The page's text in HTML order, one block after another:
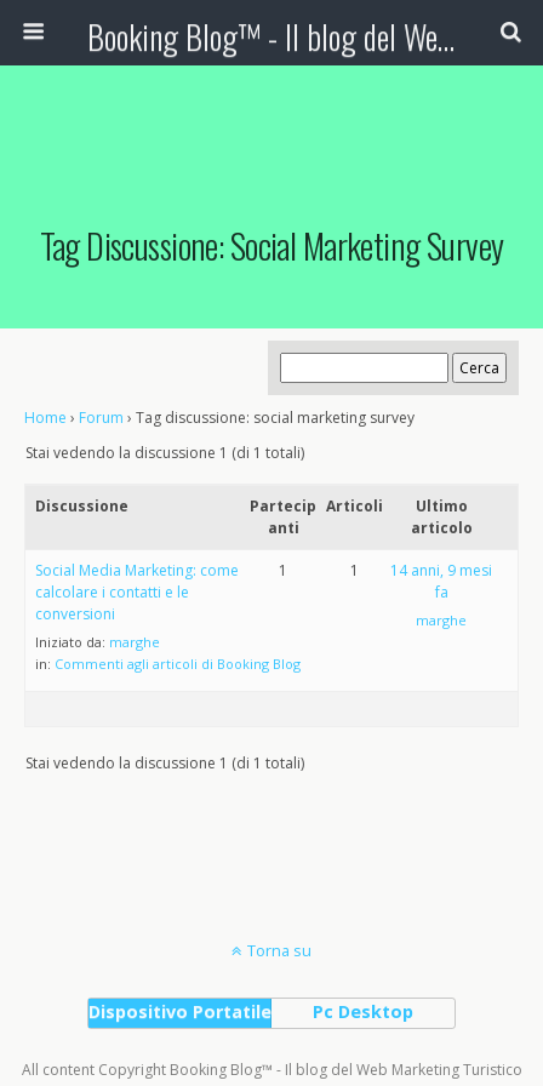
Booking Blog™ - Il blog del Web Marketing Turistico
Tag Discussione: Social Marketing Survey
Home › Forum › Tag discussione: social marketing survey
Stai vedendo la discussione 1 (di 1 totali)
Discussione
Partecip
anti
Articoli
Ultimo
articolo
Social Media Marketing: come
calcolare i contatti e le
conversioni
Iniziato da: marghe
in: Commenti agli articoli di Booking Blog
1 1
14 anni, 9 mesi
fa
marghe
Stai vedendo la discussione 1 (di 1 totali)
Torna su
Dispositivo Portatile Pc Desktop
All content Copyright Booking Blog™ - Il blog del Web Marketing Turistico